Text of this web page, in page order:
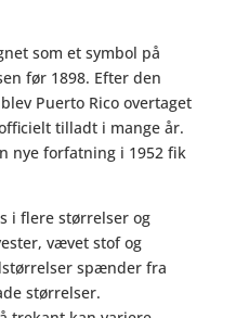
som et symbol på
før 1898. Efter den
Puerto Rico overtaget
tilladt i mange år.
nye forfatning i 1952 fik
i flere størrelser og
vævet stof og
spænder fra
størrelser.